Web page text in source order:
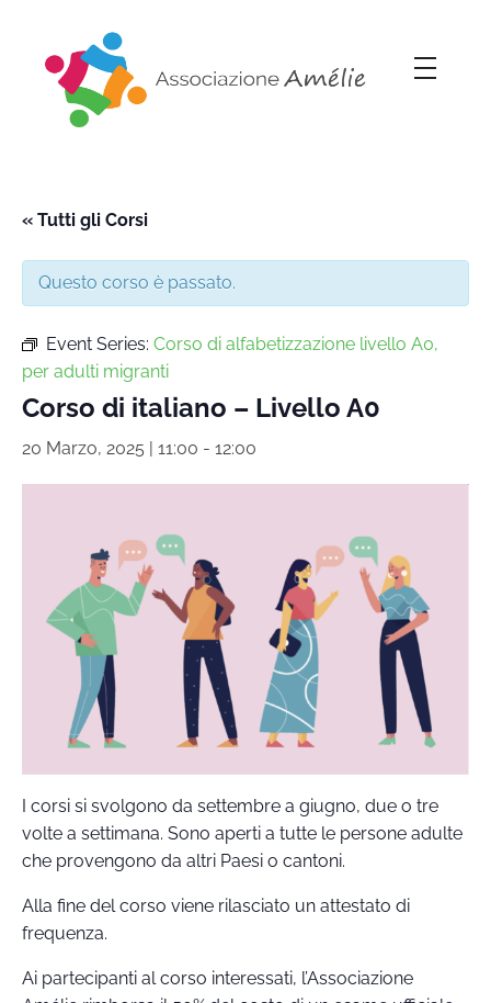
« Tutti gli Corsi
Questo corso è passato.
Event Series: Corso di alfabetizzazione livello A0,
per adulti migranti
Corso di italiano – Livello A0
20 Marzo, 2025 | 11:00 - 12:00
I corsi si svolgono da settembre a giugno, due o tre
volte a settimana. Sono aperti a tutte le persone adulte
che provengono da altri Paesi o cantoni.
Alla fine del corso viene rilasciato un attestato di
frequenza.
Ai partecipanti al corso interessati, l’Associazione